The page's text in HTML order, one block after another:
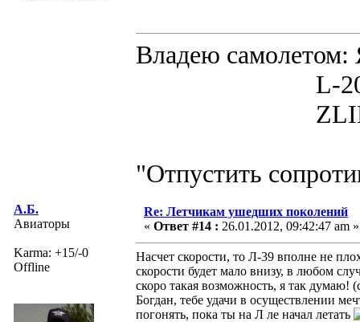
Владею
L-200D
ZLIN 526
"Отпустить
А.Б.
Авиаторы
Karma: +15/-0
Offline
Re: Летчикам ушедших поколений
« Ответ #14 : 26.01.2012, 09:42:47 am »
Насчет скорости, то Л-39 вполне не
скорости будет мало внизу, в любом
скоро такая возможность, я так думаю!
Богдан, тебе удачи в осуществлении
погонять, пока ты на Л ле начал летать